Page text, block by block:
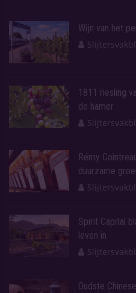
Wijn van het
1811 riesling
de hamer
Rémy
duurzame groei
Spirit Capital
leven in
Oudste